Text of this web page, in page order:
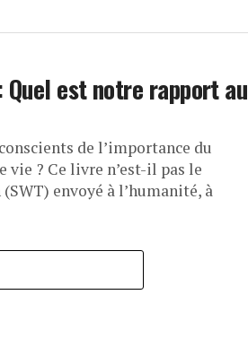
est notre rapport au
de l’importance du
vie ? Ce livre n’est-il pas le
(SWT) envoyé à l’humanité, à